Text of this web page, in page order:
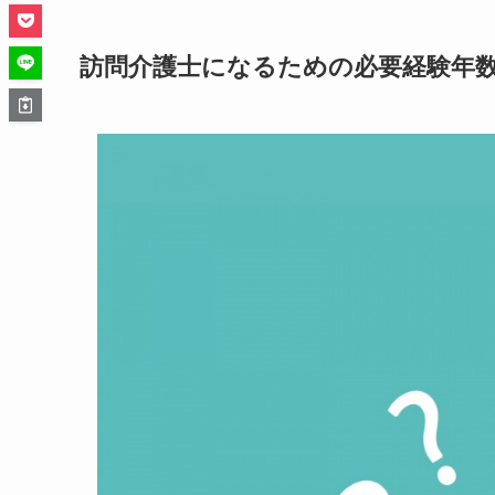
訪問介護士になるための必要経験年